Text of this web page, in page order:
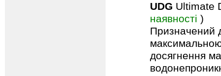
UDG Ultimate
наявності )
Призначений
досягнення